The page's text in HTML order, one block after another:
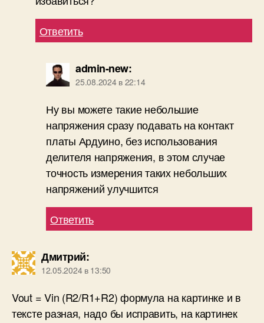
Ответить
admin-new:
25.08.2024 в 22:14
Ну вы можете такие небольшие
напряжения сразу подавать на контакт
платы Ардуино, без использования
делителя напряжения, в этом случае
точность измерения таких небольших
напряжений улучшится
Ответить
Дмитрий:
12.05.2024 в 13:50
Vout = Vin (R2/R1+R2) формула на картинке и в
тексте разная, надо бы исправить, на картинек